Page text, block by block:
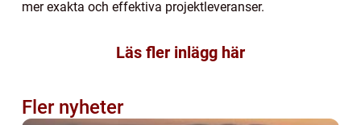
mer exakta och effektiva projektleveranser.
Läs fler inlägg här
Fler nyheter